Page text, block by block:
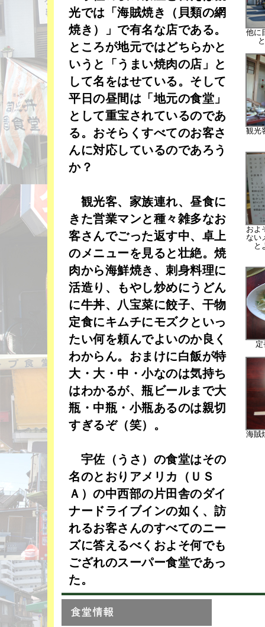
光では「海賊焼き（貝類の網
焼き）」で有名な店である。
ところが地元ではどちらかと
いうと「うまい焼肉の店」と
して名をはせている。そして
平日の昼間は「地元の食堂」
として重宝されているのであ
る。おそらくすべてのお客さ
んに対応しているのであろう
か？
観光客、家族連れ、昼食に
きた営業マンと種々雑多なお
客さんでごった返す中、卓上
のメニューを見ると壮絶。焼
肉から海鮮焼き、刺身料理に
活造り、もやし炒めにうどん
に牛丼、八宝菜に餃子、干物
定食にキムチにモズクといっ
たい何を頼んでよいのか良く
わからん。おまけに白飯が特
大・大・中・小なのは気持ち
はわかるが、瓶ビールまで大
瓶・中瓶・小瓶あるのは親切
すぎるぞ（笑）。
宇佐（うさ）の食堂はその
名のとおりアメリカ（ＵＳ
Ａ）の中西部の片田舎のダイ
ナードライブインの如く、訪
れるお客さんのすべてのニー
ズに答えるべくおよそ何でも
ござれのスーパー食堂であっ
た。
他に
観光
およ
ない
と
海賊